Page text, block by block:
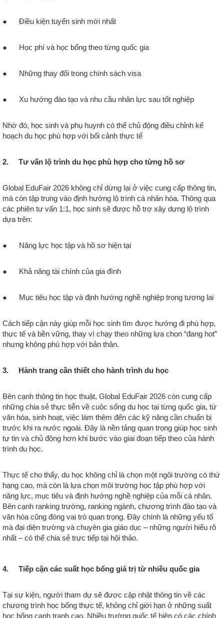
● Điều kiện tuyển sinh mới nhất
● Học phí và học bổng theo từng quốc gia
● Những thay đổi trong chính sách visa
● Xu hướng đào tạo và nhu cầu nhân lực sau tốt nghiệp
Nhờ đó, học sinh và phụ huynh có thể chủ động điều chỉnh kế
hoạch du học phù hợp với bối cảnh thực tế
2. Tư vấn lộ trình du học phù hợp cho từng hồ sơ
Global EduFair 2026 không chỉ dừng lại ở việc cung cấp thông tin,
mà còn tập trung vào định hướng lộ trình cá nhân hóa. Thông qua
các phiên tư vấn 1:1, học sinh sẽ được hỗ trợ xây dựng lộ trình
dựa trên:
● Năng lực học tập và hồ sơ hiện tại
● Khả năng tài chính của gia đình
● Mục tiêu học tập và định hướng nghề nghiệp trong tương lai
Cách tiếp cận này giúp mỗi học sinh tìm được hướng đi phù hợp,
thực tế và bền vững, thay vì chạy theo những lựa chọn “đang hot”
nhưng không phù hợp với bản thân.
3. Hành trang cần thiết cho hành trình du học
Bên cạnh thông tin học thuật, Global EduFair 2026 còn cung cấp
những chia sẻ thực tiễn về cuộc sống du học tại từng quốc gia, từ
văn hóa, sinh hoạt, việc làm thêm đến các kỹ năng cần chuẩn bị
trước khi ra nước ngoài. Đây là nền tảng quan trọng giúp học sinh
tự tin và chủ động hơn khi bước vào giai đoạn tiếp theo của hành
trình du học.
Thực tế cho thấy, du học không chỉ là chọn một ngôi trường có thứ
hạng cao, mà còn là lựa chọn môi trường học tập phù hợp với
năng lực, mục tiêu và định hướng nghề nghiệp của mỗi cá nhân.
Bên cạnh ranking trường, ranking ngành, chương trình đào tạo và
văn hóa cũng đóng vai trò quan trọng. Đây chính là những yếu tố
mà đại diện trường và chuyên gia giáo dục – những người hiểu rõ
nhất – có thể chia sẻ trực tiếp tại hội thảo.
4. Tiếp cận các suất học bổng giá trị từ nhiều quốc gia
Tại sự kiện, người tham dự sẽ được cập nhật thông tin về các
chương trình học bổng thực tế, không chỉ giới hạn ở những suất
học bổng cạnh tranh cao. Nhiều trường quốc tế hiện có các chính